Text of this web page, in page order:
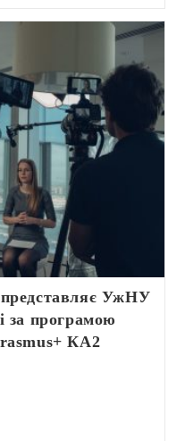
УжНУ
за програмою
КА2